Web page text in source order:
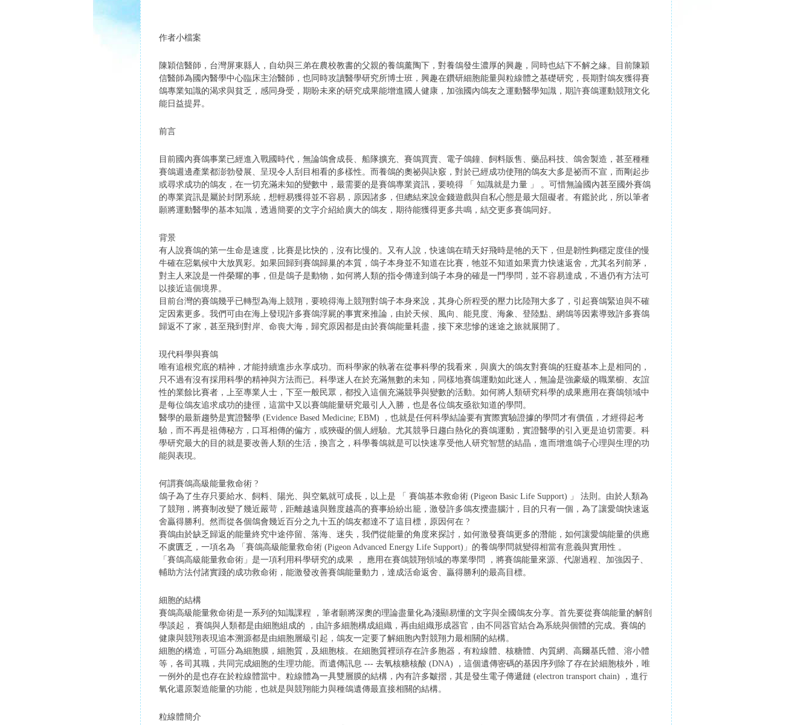
作者小檔案
陳穎信醫師，台灣屏東縣人，自幼與三弟在農校教書的父親的養鴿薰陶下，對養鴿發生濃厚的興趣，同時也結下不解之緣。目前陳穎
信醫師為國內醫學中心臨床主治醫師，也同時攻讀醫學研究所博士班，興趣在鑽研細胞能量與粒線體之基礎研究，長期對鴿友獲得賽
鴿專業知識的渴求與貧乏，感同身受，期盼未來的研究成果能增進國人健康，加強國內鴿友之運動醫學知識，期許賽鴿運動競翔文化
能日益提昇。
前言
目前國內賽鴿事業已經進入戰國時代，無論鴿會成長、船隊擴充、賽鴿買賣、電子鴿鐘、飼料販售、藥品科技、鴿舍製造，甚至種種
賽鴿週邊產業都澎勃發展、呈現令人刮目相看的多樣性。而養鴿的奧祕與訣竅，對於已經成功使翔的鴿友大多是祕而不宣，而剛起步
或尋求成功的鴿友，在一切充滿未知的變數中，最需要的是賽鴿專業資訊，要曉得 「 知識就是力量 」 。可惜無論國內甚至國外賽鴿
的專業資訊是屬於封閉系統，想輕易獲得並不容易，原因諸多，但總結來說金錢遊戲與自私心態是最大阻礙者。有鑑於此，所以筆者
願將運動醫學的基本知識，透過簡要的文字介紹給廣大的鴿友，期待能獲得更多共鳴，結交更多賽鴿同好。
背景
有人說賽鴿的第一生命是速度，比賽是比快的，沒有比慢的。又有人說，快速鴿在晴天好飛時是牠的天下，但是韌性夠穩定度佳的慢
牛確在惡氣候中大放異彩。如果回歸到賽鴿歸巢的本質，鴿子本身並不知道在比賽，牠並不知道如果賣力快速返舍，尤其名列前茅，
對主人來說是一件榮耀的事，但是鴿子是動物，如何將人類的指令傳達到鴿子本身的確是一門學問，並不容易達成，不過仍有方法可
以接近這個境界。
目前台灣的賽鴿幾乎已轉型為海上競翔，要曉得海上競翔對鴿子本身來說，其身心所程受的壓力比陸翔大多了，引起賽鴿緊迫與不確
定因素更多。我們可由在海上發現許多賽鴿浮屍的事實來推論，由於天候、風向、能見度、海象、登陸點、網鴿等因素導致許多賽鴿
歸返不了家，甚至飛到對岸、命喪大海，歸究原因都是由於賽鴿能量耗盡，接下來悲慘的迷途之旅就展開了。
現代科學與賽鴿
唯有追根究底的精神，才能持續進步永享成功。而科學家的執著在從事科學的我看來，與廣大的鴿友對賽鴿的狂癡基本上是相同的，
只不過有沒有採用科學的精神與方法而已。科學迷人在於充滿無數的未知，同樣地賽鴿運動如此迷人，無論是強豪級的職業櫥、友誼
性的業餘比賽者，上至專業人士，下至一般民眾，都投入這個充滿競爭與變數的活動。如何將人類研究科學的成果應用在賽鴿領域中
是每位鴿友追求成功的捷徑，這當中又以賽鴿能量研究最引人入勝，也是各位鴿友亟欲知道的學問。
醫學的最新趨勢是實證醫學 (Evidence Based Medicine; EBM) ，也就是任何科學結論要有實際實驗證據的學問才有價值，才經得起考
驗，而不再是祖傳秘方，口耳相傳的偏方，或狹礙的個人經驗。尤其競爭日趨白熱化的賽鴿運動，實證醫學的引入更是迫切需要。科
學研究最大的目的就是要改善人類的生活，換言之，科學養鴿就是可以快速享受他人研究智慧的結晶，進而增進鴿子心理與生理的功
能與表現。
何謂賽鴿高級能量救命術 ?
鴿子為了生存只要給水、飼料、陽光、與空氣就可成長，以上是 「 賽鴿基本救命術 (Pigeon Basic Life Support) 」 法則。由於人類為
了競翔，將賽制改變了幾近嚴苛，距離越遠與難度越高的賽事紛紛出籠，激發許多鴿友攪盡腦汁，目的只有一個，為了讓愛鴿快速返
舍贏得勝利。然而從各個鴿會幾近百分之九十五的鴿友都達不了這目標，原因何在 ?
賽鴿由於缺乏歸返的能量終究中途停留、落海、迷失，我們從能量的角度來探討，如何激發賽鴿更多的潛能，如何讓愛鴿能量的供應
不虞匱乏，一項名為 「賽鴿高級能量救命術 (Pigeon Advanced Energy Life Support)」的養鴿學問就變得相當有意義與實用性 。
「賽鴿高級能量救命術」是一項利用科學研究的成果 ， 應用在賽鴿競翔領域的專業學問 ，將賽鴿能量來源、代謝過程、加強因子、
輔助方法付諸實踐的成功救命術，能激發改善賽鴿能量動力，達成活命返舍、贏得勝利的最高目標。
細胞的結構
賽鴿高級能量救命術是一系列的知識課程 ，筆者願將深奧的理論盡量化為淺顯易懂的文字與全國鴿友分享。首先要從賽鴿能量的解剖
學談起， 賽鴿與人類都是由細胞組成的 ，由許多細胞構成組織，再由組織形成器官，由不同器官結合為系統與個體的完成。賽鴿的
健康與競翔表現追本溯源都是由細胞層級引起，鴿友一定要了解細胞內對競翔力最相關的結構。
細胞的構造，可區分為細胞膜，細胞質，及細胞核。在細胞質裡頭存在許多胞器，有粒線體、核糖體、內質網、高爾基氏體、溶小體
等，各司其職，共同完成細胞的生理功能。而遺傳訊息 --- 去氧核糖核酸 (DNA) ，這個遺傳密碼的基因序列除了存在於細胞核外，唯
一例外的是也存在於粒線體當中。粒線體為一具雙層膜的結構，內有許多皺摺，其是發生電子傳遞鏈 (electron transport chain) ，進行
氧化還原製造能量的功能，也就是與競翔能力與種鴿遺傳最直接相關的結構。
粒線體簡介